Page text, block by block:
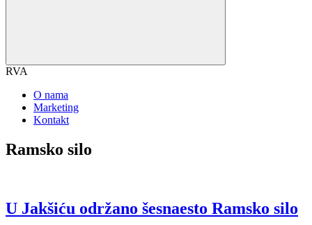
RVA
O nama
Marketing
Kontakt
Ramsko silo
U Jakšiću održano šesnaesto Ramsko silo